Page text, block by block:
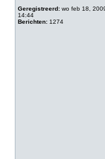
Geregistreerd: wo feb 18,
14:44
Berichten: 1274